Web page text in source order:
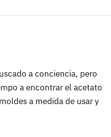
a conciencia, pero
a encontrar el acetato
a medida de usar y